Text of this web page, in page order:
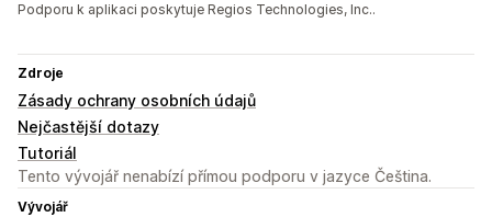
Podporu k aplikaci poskytuje Regios Technologies, Inc..
Zdroje
Zásady ochrany osobních údajů
Nejčastější dotazy
Tutoriál
Tento vývojář nenabízí přímou podporu v jazyce Čeština.
Vývojář